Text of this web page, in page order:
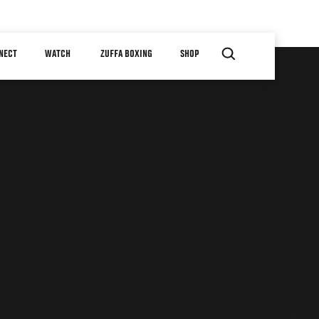
WATCH ZUFFA BOXING SHOP